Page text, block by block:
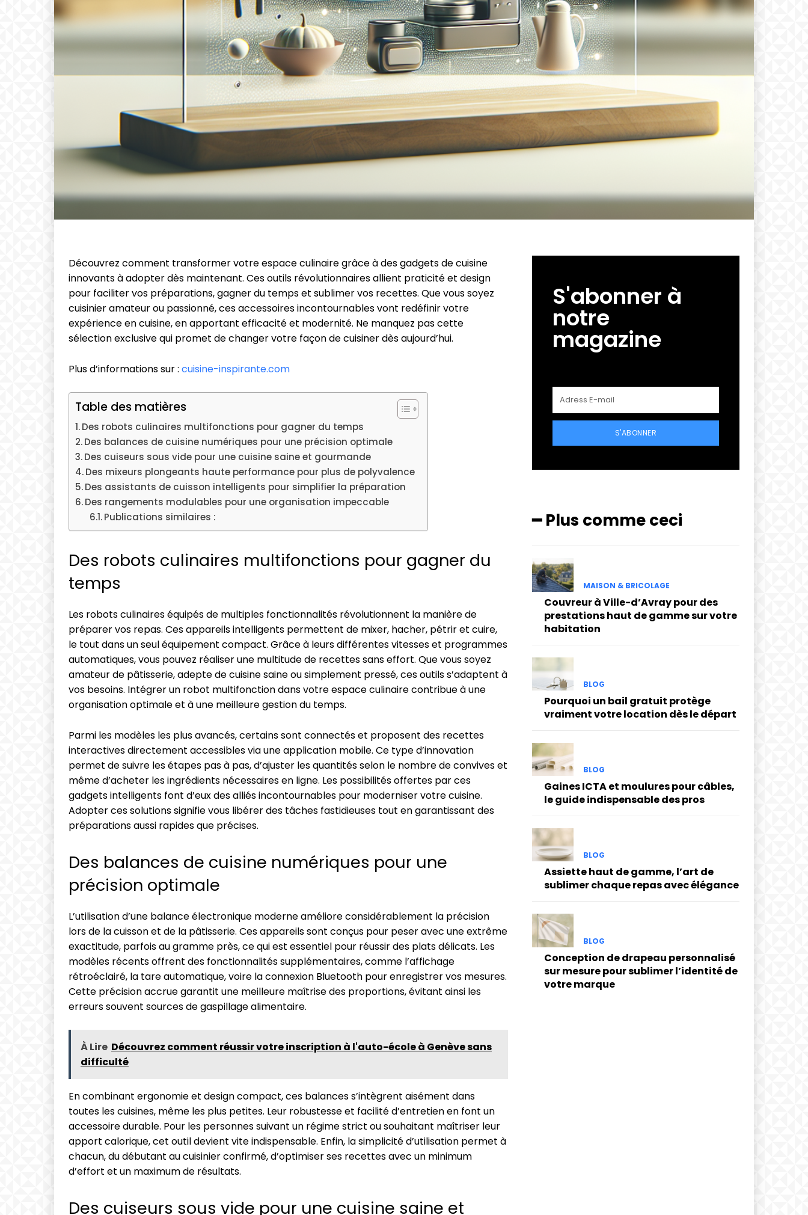
Découvrez comment transformer votre espace culinaire grâce à des gadgets de cuisine
innovants à adopter dès maintenant. Ces outils révolutionnaires allient praticité et design
pour faciliter vos préparations, gagner du temps et sublimer vos recettes. Que vous soyez
cuisinier amateur ou passionné, ces accessoires incontournables vont redéfinir votre
expérience en cuisine, en apportant efficacité et modernité. Ne manquez pas cette
sélection exclusive qui promet de changer votre façon de cuisiner dès aujourd’hui.
Plus d’informations sur : cuisine-inspirante.com
Table des matières
Des robots culinaires multifonctions pour gagner du temps
Des balances de cuisine numériques pour une précision optimale
Des cuiseurs sous vide pour une cuisine saine et gourmande
Des mixeurs plongeants haute performance pour plus de polyvalence
Des assistants de cuisson intelligents pour simplifier la préparation
Des rangements modulables pour une organisation impeccable
Publications similaires :
Des robots culinaires multifonctions pour gagner du
temps
Les robots culinaires équipés de multiples fonctionnalités révolutionnent la manière de
préparer vos repas. Ces appareils intelligents permettent de mixer, hacher, pétrir et cuire,
le tout dans un seul équipement compact. Grâce à leurs différentes vitesses et programmes
automatiques, vous pouvez réaliser une multitude de recettes sans effort. Que vous soyez
amateur de pâtisserie, adepte de cuisine saine ou simplement pressé, ces outils s’adaptent à
vos besoins. Intégrer un robot multifonction dans votre espace culinaire contribue à une
organisation optimale et à une meilleure gestion du temps.
Parmi les modèles les plus avancés, certains sont connectés et proposent des recettes
interactives directement accessibles via une application mobile. Ce type d’innovation
permet de suivre les étapes pas à pas, d’ajuster les quantités selon le nombre de convives et
même d’acheter les ingrédients nécessaires en ligne. Les possibilités offertes par ces
gadgets intelligents font d’eux des alliés incontournables pour moderniser votre cuisine.
Adopter ces solutions signifie vous libérer des tâches fastidieuses tout en garantissant des
préparations aussi rapides que précises.
Des balances de cuisine numériques pour une
précision optimale
L’utilisation d’une balance électronique moderne améliore considérablement la précision
lors de la cuisson et de la pâtisserie. Ces appareils sont conçus pour peser avec une extrême
exactitude, parfois au gramme près, ce qui est essentiel pour réussir des plats délicats. Les
modèles récents offrent des fonctionnalités supplémentaires, comme l’affichage
rétroéclairé, la tare automatique, voire la connexion Bluetooth pour enregistrer vos mesures.
Cette précision accrue garantit une meilleure maîtrise des proportions, évitant ainsi les
erreurs souvent sources de gaspillage alimentaire.
À Lire Découvrez comment réussir votre inscription à l'auto-école à Genève sans
difficulté
En combinant ergonomie et design compact, ces balances s’intègrent aisément dans
toutes les cuisines, même les plus petites. Leur robustesse et facilité d’entretien en font un
accessoire durable. Pour les personnes suivant un régime strict ou souhaitant maîtriser leur
apport calorique, cet outil devient vite indispensable. Enfin, la simplicité d’utilisation permet à
chacun, du débutant au cuisinier confirmé, d’optimiser ses recettes avec un minimum
d’effort et un maximum de résultats.
Des cuiseurs sous vide pour une cuisine saine et
S'abonner à
notre
magazine
S'ABONNER
━ Plus comme ceci
MAISON & BRICOLAGE
Couvreur à Ville-d’Avray pour des
prestations haut de gamme sur votre
habitation
BLOG
Pourquoi un bail gratuit protège
vraiment votre location dès le départ
BLOG
Gaines ICTA et moulures pour câbles,
le guide indispensable des pros
BLOG
Assiette haut de gamme, l’art de
sublimer chaque repas avec élégance
BLOG
Conception de drapeau personnalisé
sur mesure pour sublimer l’identité de
votre marque